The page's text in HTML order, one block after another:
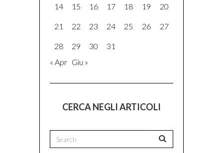
14 15 16 17 18 19 20
21 22 23 24 25 26 27
28 29 30
31
« Apr Giu »
CERCA NEGLI ARTICOLI